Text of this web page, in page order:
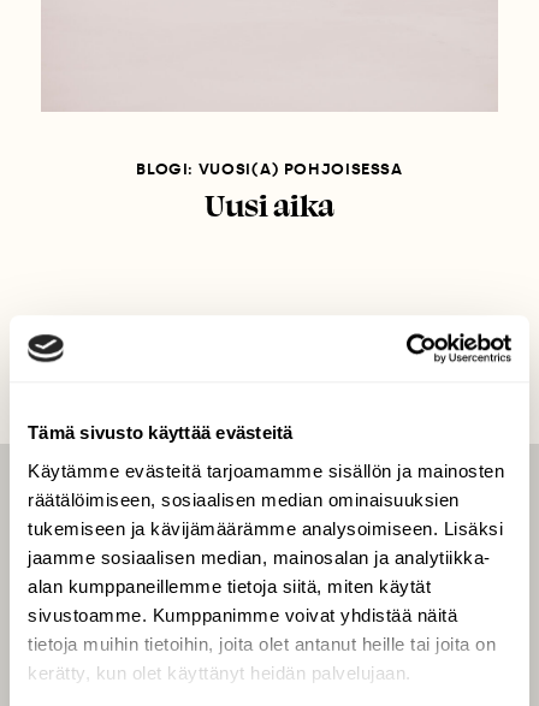
Tämä sivusto käyttää evästeitä
Käytämme evästeitä tarjoamamme sisällön ja mainosten
räätälöimiseen, sosiaalisen median ominaisuuksien
tukemiseen ja kävijämäärämme analysoimiseen. Lisäksi
jaamme sosiaalisen median, mainosalan ja analytiikka-
alan kumppaneillemme tietoja siitä, miten käytät
sivustoamme. Kumppanimme voivat yhdistää näitä
tietoja muihin tietoihin, joita olet antanut heille tai joita on
kerätty, kun olet käyttänyt heidän palvelujaan.
BLOGI: VUOSI(A) POHJOISESSA
Uusi aika
LEHTI
Uusin lehti
Tilaa Suomen Luonto
Tilaa digilukuoikeus
Äänestä parasta juttua
Tilaa uutiskirje